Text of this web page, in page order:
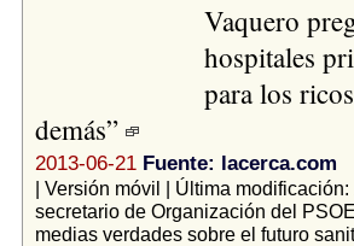
Vaquero
hospitales
para los
demás”
2013-06-21 Fuente: lacerca.com
| Versión móvil | Última
secretario de Organización del
medias verdades sobre el futuro